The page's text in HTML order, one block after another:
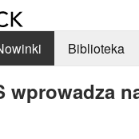
Biblioteka
wprowadza